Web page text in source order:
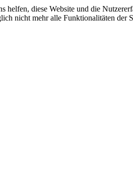
diese Website und die
nicht mehr alle Funktionalitäten der